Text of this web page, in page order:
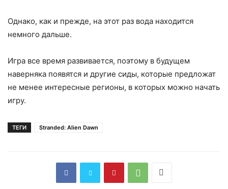
Однако, как и прежде, на этот раз вода находится
немного дальше.
Игра все время развивается, поэтому в будущем
наверняка появятся и другие сиды, которые предложат
не менее интересные регионы, в которых можно начать
игру.
ТЕГИ Stranded: Alien Dawn